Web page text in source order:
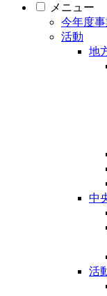
メニュー
今年度
活動
地
中
活